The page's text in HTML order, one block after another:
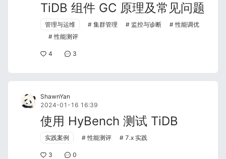
TiDB 组件 GC 原理及常见问题
管理与运维 集群管理 监控与诊断
性能调优
性能测评
4 3
ShawnYan
2024-01-16 16:39
使用 HyBench 测试 TiDB
实践案例 性能测评 7.x 实践
3 0